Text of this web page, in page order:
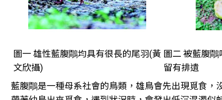
圖一 雄性藍腹鷼均具有很長的尾羽(黃
文欣攝)
圖二 被藍腹
留有排遺
藍腹鷼是一種母系社會的鳥類，雄鳥會先出現覓食，